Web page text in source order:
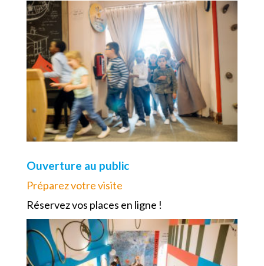
Ouverture au public
Préparez votre visite
Réservez vos places en ligne !